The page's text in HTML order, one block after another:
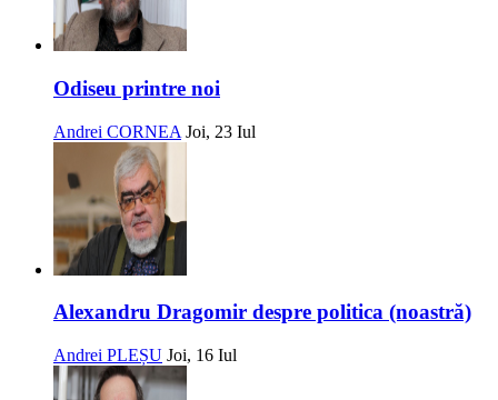
Odiseu printre noi
Andrei CORNEA Joi, 23 Iul
Alexandru Dragomir despre politica (noastră)
Andrei PLEȘU Joi, 16 Iul